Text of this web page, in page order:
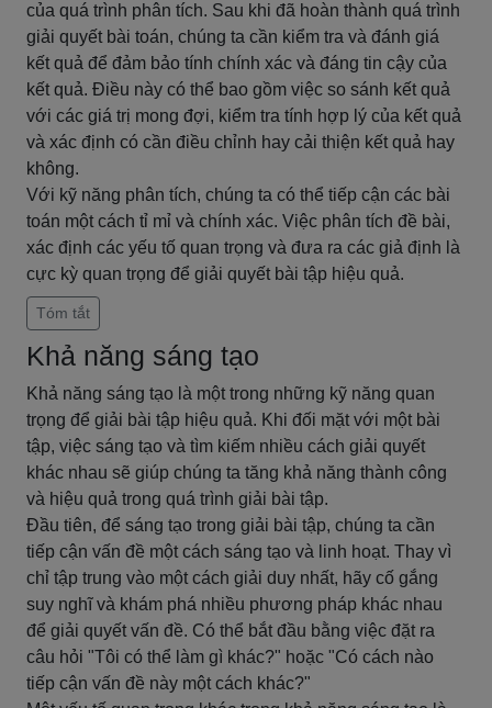
của quá trình phân tích. Sau khi đã hoàn thành quá trình
giải quyết bài toán, chúng ta cần kiểm tra và đánh giá
kết quả để đảm bảo tính chính xác và đáng tin cậy của
kết quả. Điều này có thể bao gồm việc so sánh kết quả
với các giá trị mong đợi, kiểm tra tính hợp lý của kết quả
và xác định có cần điều chỉnh hay cải thiện kết quả hay
không.
Với kỹ năng phân tích, chúng ta có thể tiếp cận các bài
toán một cách tỉ mỉ và chính xác. Việc phân tích đề bài,
xác định các yếu tố quan trọng và đưa ra các giả định là
cực kỳ quan trọng để giải quyết bài tập hiệu quả.
Tóm tắt
Khả năng sáng tạo
Khả năng sáng tạo là một trong những kỹ năng quan
trọng để giải bài tập hiệu quả. Khi đối mặt với một bài
tập, việc sáng tạo và tìm kiếm nhiều cách giải quyết
khác nhau sẽ giúp chúng ta tăng khả năng thành công
và hiệu quả trong quá trình giải bài tập.
Đầu tiên, để sáng tạo trong giải bài tập, chúng ta cần
tiếp cận vấn đề một cách sáng tạo và linh hoạt. Thay vì
chỉ tập trung vào một cách giải duy nhất, hãy cố gắng
suy nghĩ và khám phá nhiều phương pháp khác nhau
để giải quyết vấn đề. Có thể bắt đầu bằng việc đặt ra
câu hỏi "Tôi có thể làm gì khác?" hoặc "Có cách nào
tiếp cận vấn đề này một cách khác?"